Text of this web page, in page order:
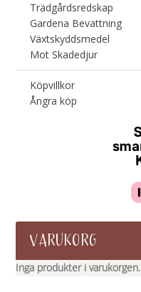
Trädgårdsredskap
Gardena Bevattning
Växtskyddsmedel
Mot Skadedjur
Köpvillkor
Ångra köp
VARUKORG
Inga produkter i varukorgen.